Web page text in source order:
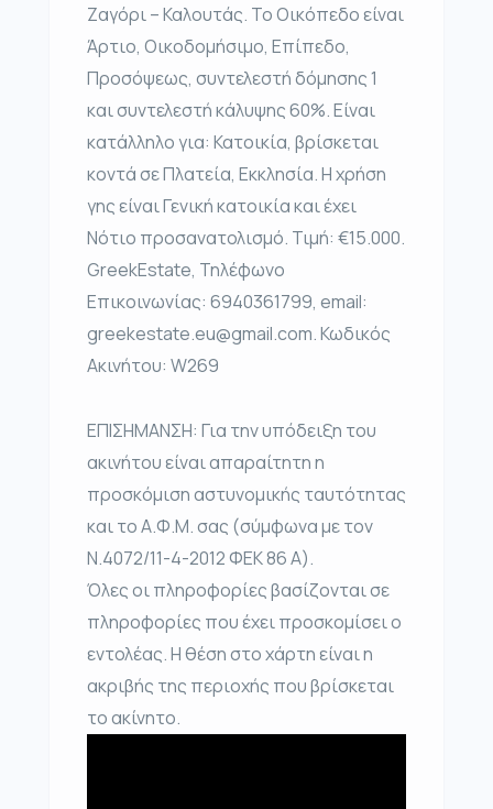
Ζαγόρι – Καλουτάς. Το Οικόπεδο είναι
Άρτιο, Οικοδομήσιμο, Επίπεδο,
Προσόψεως, συντελεστή δόμησης 1
και συντελεστή κάλυψης 60%. Είναι
κατάλληλο για: Κατοικία, βρίσκεται
κοντά σε Πλατεία, Εκκλησία. Η χρήση
γης είναι Γενική κατοικία και έχει
Νότιο προσανατολισμό. Τιμή: €15.000.
GreekEstate, Τηλέφωνο
Επικοινωνίας: 6940361799, email:
greekestate.eu@gmail.com. Κωδικός
Ακινήτου: W269
ΕΠΙΣΗΜΑΝΣΗ: Για την υπόδειξη του
ακινήτου είναι απαραίτητη η
προσκόμιση αστυνομικής ταυτότητας
και το Α.Φ.Μ. σας (σύμφωνα με τον
Ν.4072/11-4-2012 ΦΕΚ 86 Α).
Όλες οι πληροφορίες βασίζονται σε
πληροφορίες που έχει προσκομίσει ο
εντολέας. Η θέση στο χάρτη είναι η
ακριβής της περιοχής που βρίσκεται
το ακίνητο.